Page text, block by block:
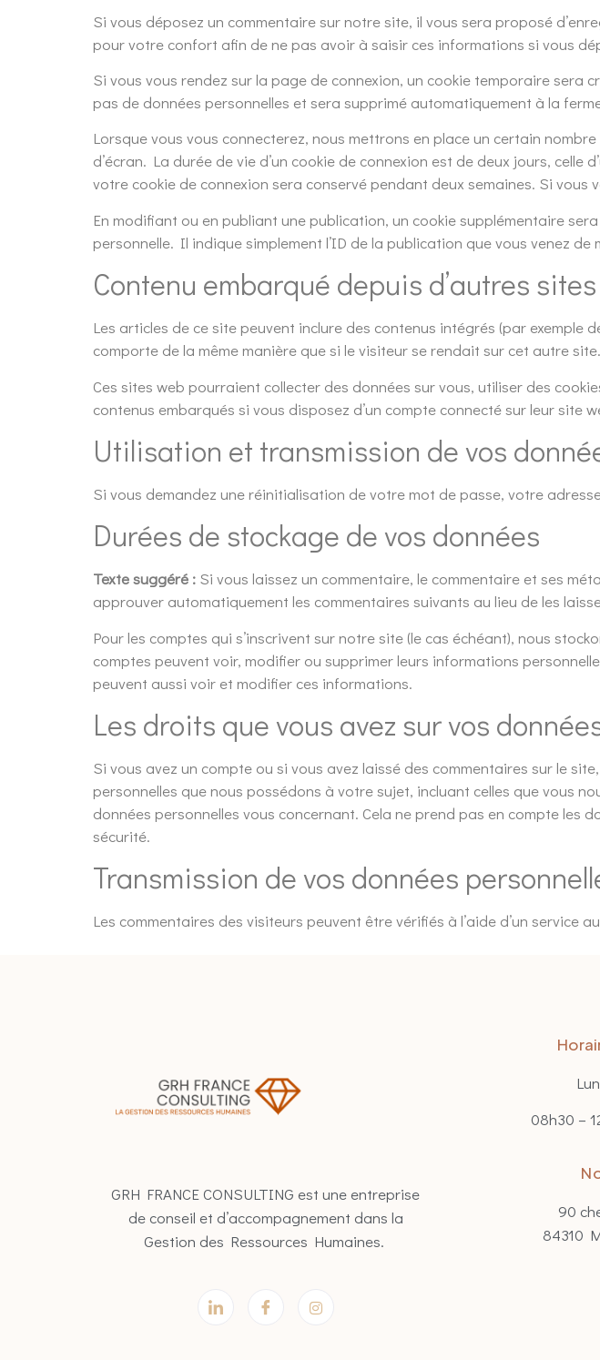
Si vous déposez un commentaire sur notre site, il vous sera proposé
pour votre confort afin de ne pas avoir à saisir ces informations si vous
Si vous vous rendez sur la page de connexion, un cookie temporaire
pas de données personnelles et sera supprimé automatiquement à la
Lorsque vous vous connecterez, nous mettrons en place un certain
d’écran. La durée de vie d’un cookie de connexion est de deux jours, celle
votre cookie de connexion sera conservé pendant deux semaines. Si
En modifiant ou en publiant une publication, un cookie supplémentaire
personnelle. Il indique simplement l’ID de la publication que vous venez de
Contenu embarqué depuis d’autres sites
Les articles de ce site peuvent inclure des contenus intégrés (par
comporte de la même manière que si le visiteur se rendait sur cet autre site.
Ces sites web pourraient collecter des données sur vous, utiliser des
contenus embarqués si vous disposez d’un compte connecté sur leur site
Utilisation et transmission de vos
Si vous demandez une réinitialisation de votre mot de passe, votre
Durées de stockage de vos données
Texte suggéré : Si vous laissez un commentaire, le commentaire et ses
approuver automatiquement les commentaires suivants au lieu de les
Pour les comptes qui s’inscrivent sur notre site (le cas échéant), nous
comptes peuvent voir, modifier ou supprimer leurs informations
peuvent aussi voir et modifier ces informations.
Les droits que vous avez sur vos
Si vous avez un compte ou si vous avez laissé des commentaires sur le
personnelles que nous possédons à votre sujet, incluant celles que vous
données personnelles vous concernant. Cela ne prend pas en compte
sécurité.
Transmission de vos données
Les commentaires des visiteurs peuvent être vérifiés à l’aide d’un
GRH FRANCE CONSULTING est une entreprise
de conseil et d’accompagnement dans la
Gestion des Ressources Humaines.
08h30 –
90
84310